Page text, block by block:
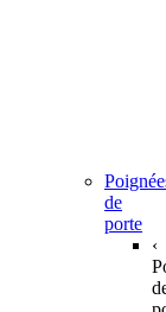
de
porte
‹